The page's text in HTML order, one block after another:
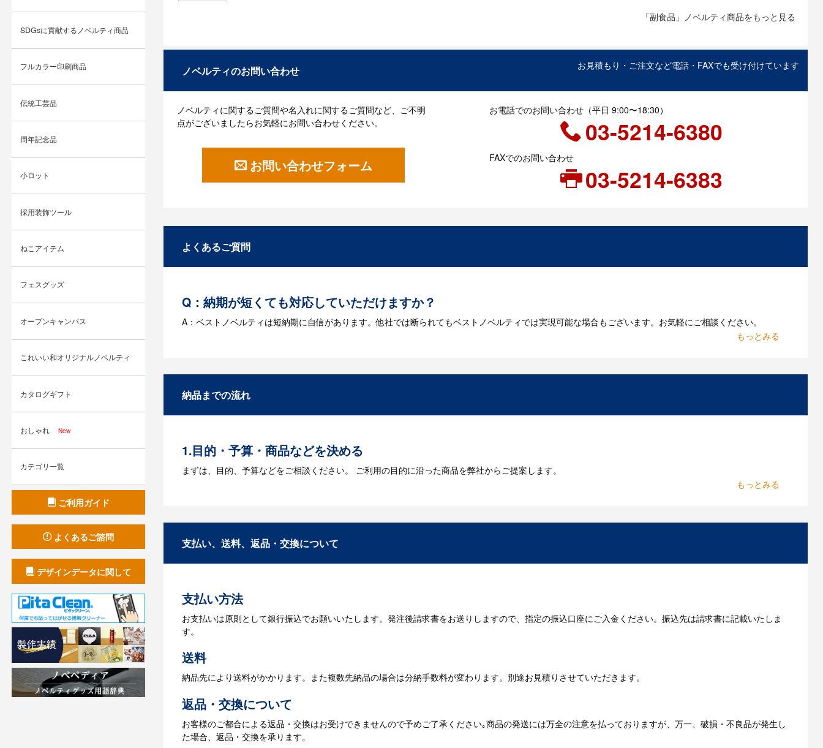
「副食品」ノベルティ商品をもっと見る
ノベルティのお問い合わせ お見積もり・ご注文など電話・FAXでも受け付けています
ノベルティに関するご質問や名入れに関するご質問など、ご不明
点がございましたらお気軽にお問い合わせください。
お問い合わせフォーム
お電話でのお問い合わせ（平日 9:00〜18:30）
03-5214-6380
FAXでのお問い合わせ
03-5214-6383
よくあるご質問
Q：納期が短くても対応していただけますか？
A：ベストノベルティは短納期に自信があります。他社では断られてもベストノベルティでは実現可能な場合もございます。お気軽にご相談ください。
納品までの流れ
1.目的・予算・商品などを決める
まずは、目的、予算などをご相談ください。 ご利用の目的に沿った商品を弊社からご提案します。
3.発注・データ入稿
お見積書を元に、製作が決定しましたら、ご注文書をお送りします。
4.納品
【名入れをする場合】データのご入稿後３週間程度で納品となります。
【名入れなしの場合】在庫がある場合、3～5営業日程度で納品となります。
支払い、送料、返品・交換について
支払い方法
お支払いは原則として銀行振込でお願いいたします。発注後請求書をお送りしますので、指定の振込口座にご入金ください。振込先は請求書に記載いたしま
す。
送料
納品先により送料がかかります。また複数先納品の場合は分納手数料が変わります。別途お見積りさせていただきます。
返品・交換について
お客様のご都合による返品・交換はお受けできませんので予めご了承ください｡商品の発送には万全の注意を払っておりますが、万一、破損・不良品が発生し
た場合、返品・交換を承ります。
SDGsに貢献するノベルティ商品
フルカラー印刷商品
伝統工芸品
周年記念品
小ロット
採用装飾ツール
ねこアイテム
フェスグッズ
オープンキャンパス
これいい和オリジナルノベルティ
カタログギフト
おしゃれ New
カテゴリ一覧
ご利用ガイド
よくあるご諮問
デザインデータに関して